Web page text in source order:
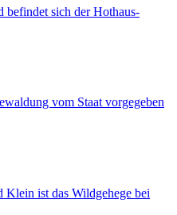
befindet sich der Hothaus-
vom Staat vorgegeben
ist das Wildgehege bei